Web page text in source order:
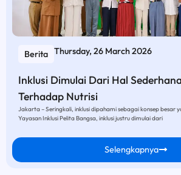
Berita Thursday, 26 March 2026
Inklusi Dimulai Dari Hal
Terhadap Nutrisi
Jakarta – Seringkali, inklusi dipahami sebagai konsep besar
Yayasan Inklusi Pelita Bangsa, inklusi justru dimulai dari
Selengkapnya